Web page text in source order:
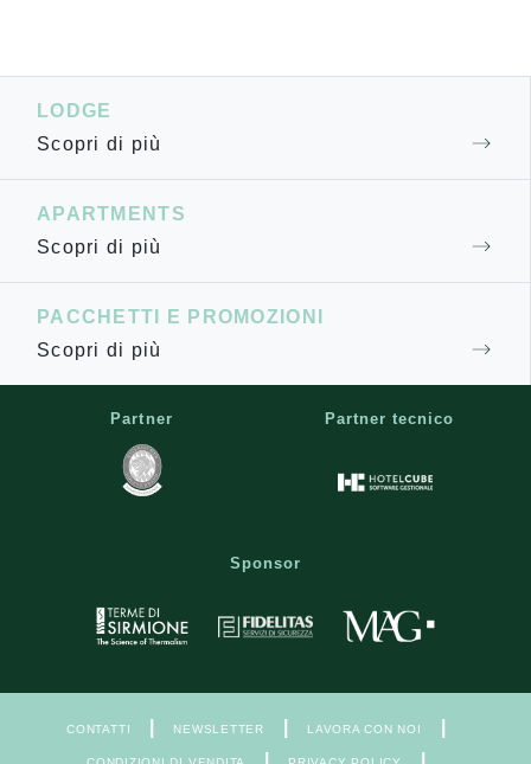
LODGE
Scopri di più
APARTMENTS
Scopri di più
PACCHETTI E PROMOZIONI
Scopri di più
Partner Partner tecnico
Sponsor
CONTATTI NEWSLETTER LAVORA CON NOI